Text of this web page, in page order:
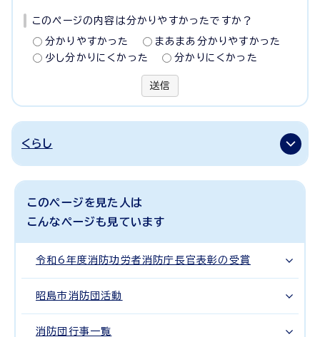
このページの内容は分かりやすかったですか？
分かりやすかった
まあまあ分かりやすかった
少し分かりにくかった
分かりにくかった
送信
くらし
このページを見た人は
こんなページも見ています
令和6年度消防功労者消防庁長官表彰の受賞
昭島市消防団活動
消防団行事一覧